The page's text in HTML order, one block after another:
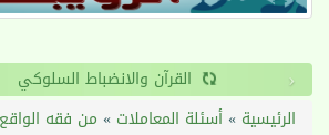
القرآن والانضباط ‹
الرئيسية »أسئلة المعاملات » من فقه الواقع